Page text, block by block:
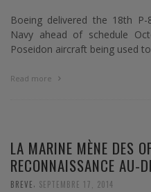
Boeing delivered the 18th
Navy ahead of schedule
Poseidon aircraft being used
Read more
LA MARINE MÈNE DES
RECONNAISSANCE AU-
BREVE SEPTEMBRE 17, 2014